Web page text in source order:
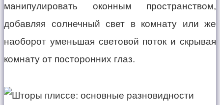
манипулировать оконным пространством,
добавляя солнечный свет в комнату или же
наоборот уменьшая световой поток и скрывая
комнату от посторонних глаз.